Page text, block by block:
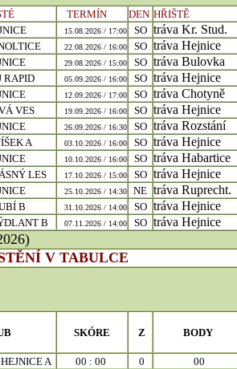
TERMÍN DEN HŘIŠTĚ
15.08.2026 / 17:00 SO tráva Kr. Stud.
22.08.2026 / 16:00 SO tráva Hejnice
29.08.2026 / 15:00 SO tráva Bulovka
RAPID 05.09.2026 / 16:00 SO tráva Hejnice
12.09.2026 / 17:00 SO tráva Chotyně
VES 19.09.2026 / 16:00 SO tráva Hejnice
26.09.2026 / 16:30 SO tráva Rozstání
A 03.10.2026 / 16:00 SO tráva Hejnice
10.10.2026 / 16:00 SO tráva Habartice
LES 17.10.2026 / 15:00 SO tráva Hejnice
25.10.2026 / 14:30 NE tráva Ruprecht.
B 31.10.2026 / 14:00 SO tráva Hejnice
B 07.11.2026 / 14:00 SO tráva Hejnice
V TABULCE
SKÓRE Z BODY
A 00 : 00 0 00